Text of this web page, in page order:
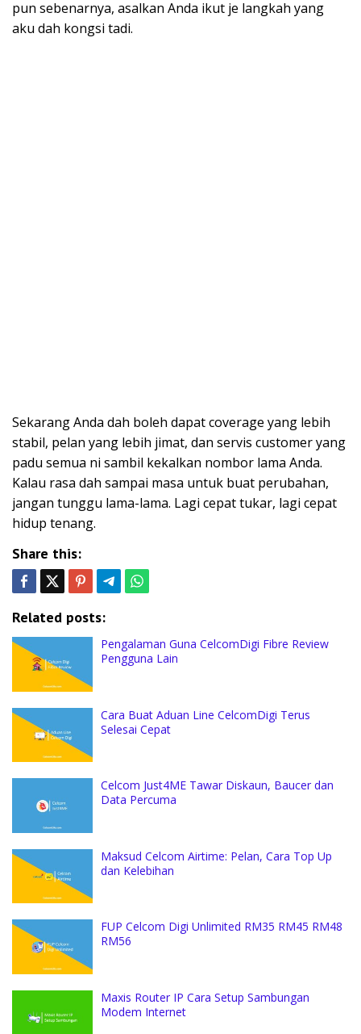
pun sebenarnya, asalkan Anda ikut je langkah yang
aku dah kongsi tadi.
Sekarang Anda dah boleh dapat coverage yang lebih
stabil, pelan yang lebih jimat, dan servis customer yang
padu semua ni sambil kekalkan nombor lama Anda.
Kalau rasa dah sampai masa untuk buat perubahan,
jangan tunggu lama-lama. Lagi cepat tukar, lagi cepat
hidup tenang.
Share this:
Related posts:
Pengalaman Guna CelcomDigi Fibre Review
Pengguna Lain
Cara Buat Aduan Line CelcomDigi Terus
Selesai Cepat
Celcom Just4ME Tawar Diskaun, Baucer dan
Data Percuma
Maksud Celcom Airtime: Pelan, Cara Top Up
dan Kelebihan
FUP Celcom Digi Unlimited RM35 RM45 RM48
RM56
Maxis Router IP Cara Setup Sambungan
Modem Internet